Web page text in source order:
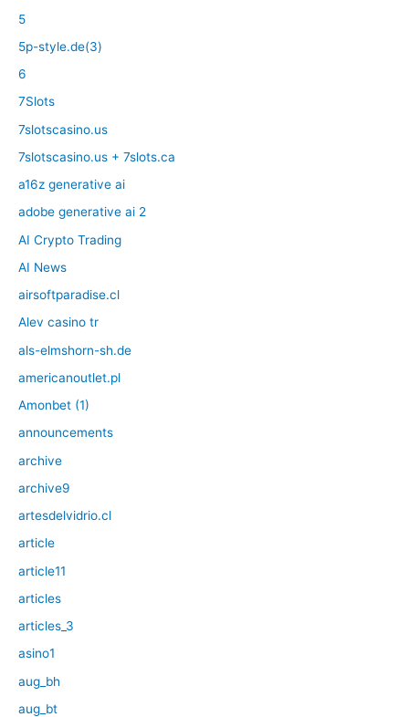
5
5p-style.de(3)
6
7Slots
7slotscasino.us
7slotscasino.us + 7slots.ca
a16z generative ai
adobe generative ai 2
AI Crypto Trading
AI News
airsoftparadise.cl
Alev casino tr
als-elmshorn-sh.de
americanoutlet.pl
Amonbet (1)
announcements
archive
archive9
artesdelvidrio.cl
article
article11
articles
articles_3
asino1
aug_bh
aug_bt